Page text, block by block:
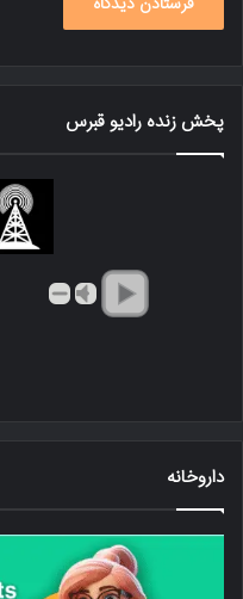
پخش زنده رادیو قبرس
داروخانه